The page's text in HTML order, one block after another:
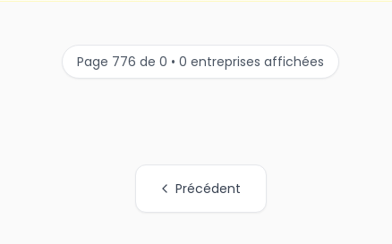
Page 776 de 0 • 0 entreprises affichées
Précédent